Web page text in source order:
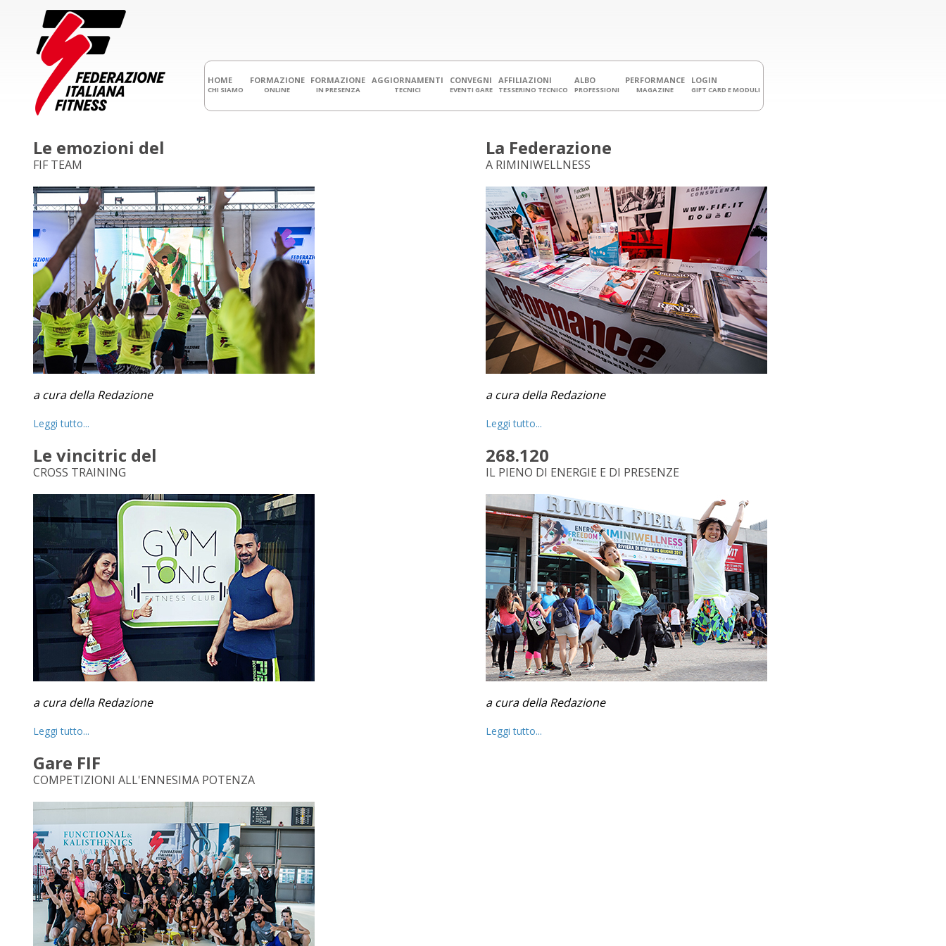
HOME
CHI SIAMO
FORMAZIONE
ONLINE
FORMAZIONE
IN PRESENZA
AGGIORNAMENTI
TECNICI
CONVEGNI
EVENTI GARE
AFFILIAZIONI
TESSERINO TECNICO
ALBO
PROFESSIONI
PERFORMANCE
MAGAZINE
LOGIN
GIFT CARD E MODULI
Le emozioni del
FIF TEAM
a cura della Redazione
Leggi tutto...
Le vincitric del
CROSS TRAINING
a cura della Redazione
Leggi tutto...
Gare FIF
COMPETIZIONI ALL'ENNESIMA POTENZA
La Federazione
A RIMINIWELLNESS
a cura della Redazione
Leggi tutto...
268.120
IL PIENO DI ENERGIE E DI PRESENZE
a cura della Redazione
Leggi tutto...